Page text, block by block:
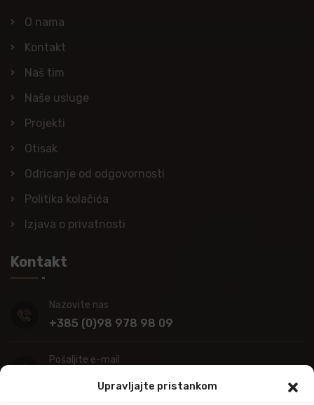
Upravljajte pristankom
O nama
Kontakt
Naš tim
Naše usluge
Projekti
Otisak
Odricanje od odgovornosti
Politika kolačića
Izjava o privatnosti
Kontakt
Nazovite nas
+385 (0)98 978 98 09
Pošaljite e-mail